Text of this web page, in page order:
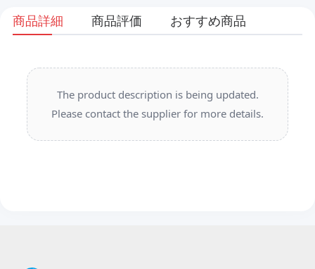
商品詳細 商品評価 おすすめ商品
The product description is being updated.
Please contact the supplier for more details.